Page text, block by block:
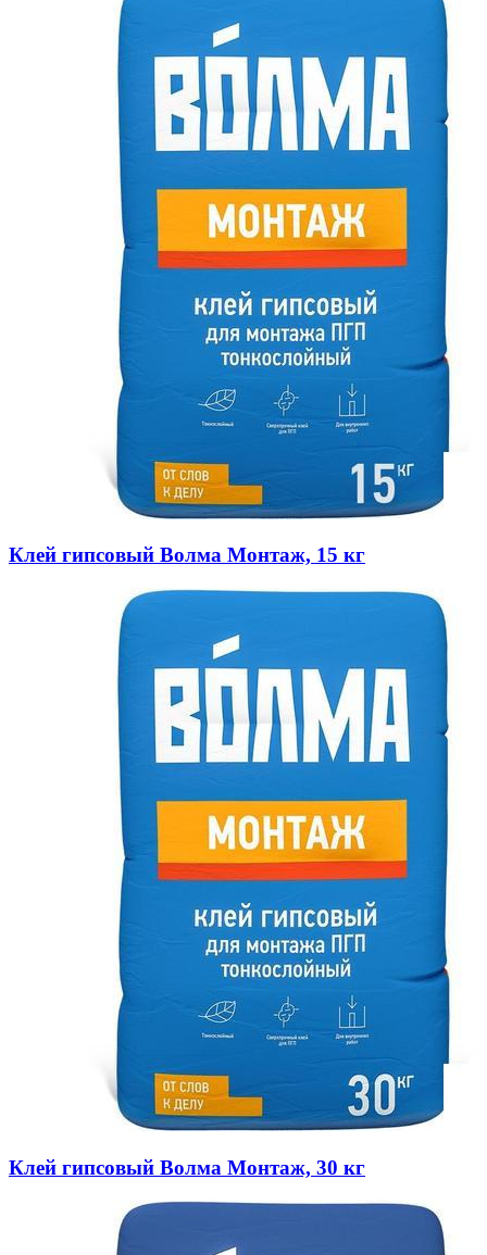
Клей гипсовый Волма Монтаж, 15 кг
Клей гипсовый Волма Монтаж, 30 кг